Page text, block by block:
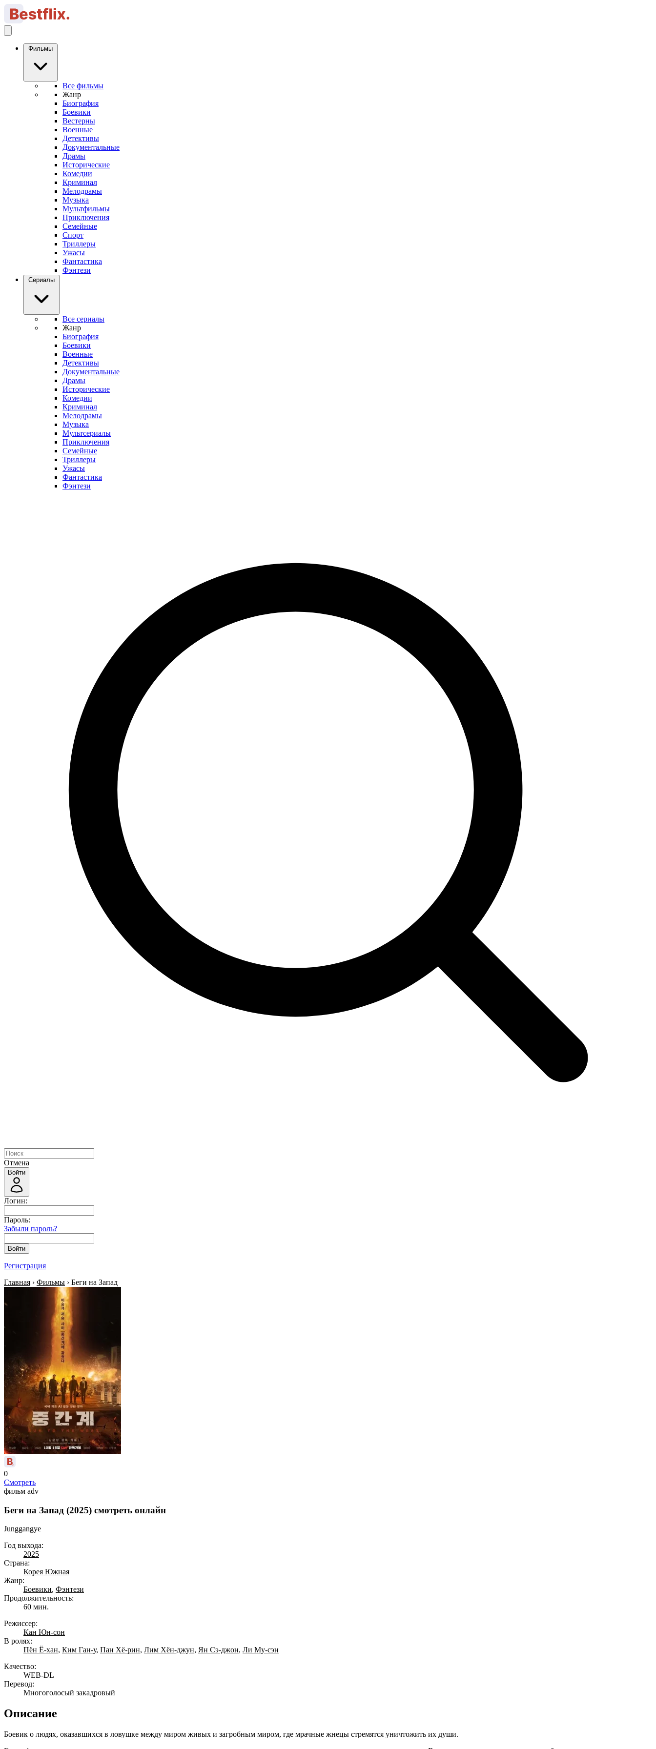
Фильмы
Все фильмы
Жанр
Биография
Боевики
Вестерны
Военные
Детективы
Документальные
Драмы
Исторические
Комедии
Криминал
Мелодрамы
Музыка
Мультфильмы
Приключения
Семейные
Спорт
Триллеры
Ужасы
Фантастика
Фэнтези
Сериалы
Все сериалы
Жанр
Биография
Боевики
Военные
Детективы
Документальные
Драмы
Исторические
Комедии
Криминал
Мелодрамы
Музыка
Мультсериалы
Приключения
Семейные
Триллеры
Ужасы
Фантастика
Фэнтези
Отмена
Войти
Логин:
Пароль:
Забыли пароль?
Войти
Регистрация
Главная › Фильмы › Беги на Запад
0
Смотреть
фильм adv
Беги на Запад (2025) смотреть онлайн
Junggangye
Год выхода:
2025
Страна:
Корея Южная
Жанр:
Боевики, Фэнтези
Продолжительность:
60 мин.
Режиссер:
Кан Юн-сон
В ролях:
Пён Ё-хан, Ким Ган-у, Пан Хё-рин, Лим Хён-джун, Ян Сэ-джон, Ли Му-сэн
Качество:
WEB-DL
Перевод:
Многоголосый закадровый
Описание
Боевик о людях, оказавшихся в ловушке между миром живых и загробным миром, где мрачные жнецы стремятся уничтожить их души.